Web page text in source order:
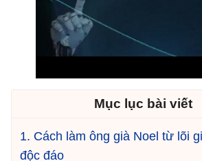
Mục lục bài viết
1. Cách làm ông già Noel từ lõi
độc đáo